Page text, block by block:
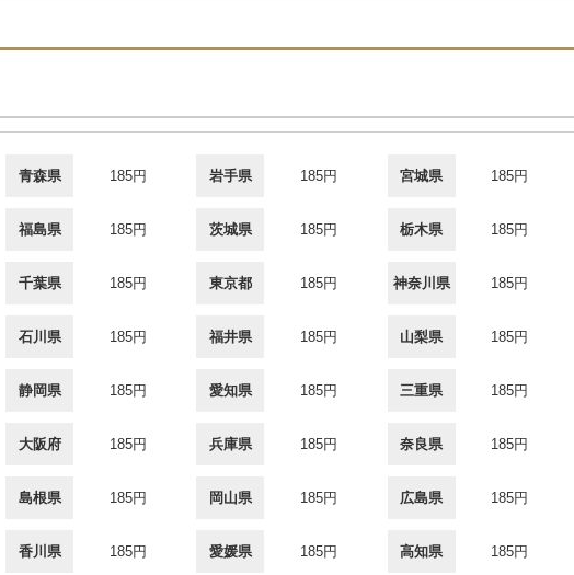
青森県 185円 岩手県 185円 宮城県 185円
福島県 185円 茨城県 185円 栃木県 185円
千葉県 185円 東京都 185円 神奈川県 185円
石川県 185円 福井県 185円 山梨県 185円
静岡県 185円 愛知県 185円 三重県 185円
大阪府 185円 兵庫県 185円 奈良県 185円
島根県 185円 岡山県 185円 広島県 185円
香川県 185円 愛媛県 185円 高知県 185円